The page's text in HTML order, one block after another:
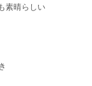
素晴らしい